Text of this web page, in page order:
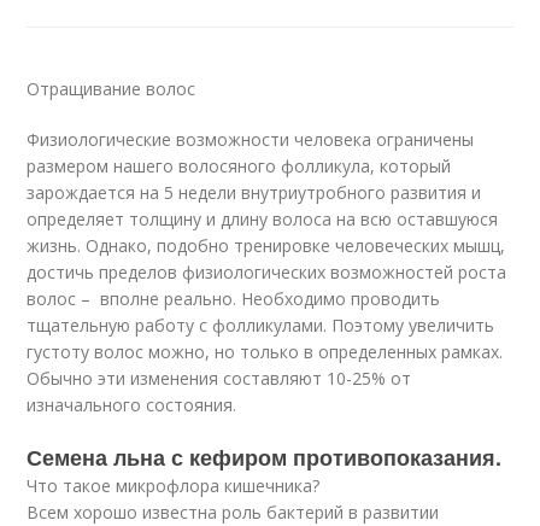
Отращивание волос
Физиологические возможности человека ограничены
размером нашего волосяного фолликула, который
зарождается на 5 недели внутриутробного развития и
определяет толщину и длину волоса на всю оставшуюся
жизнь. Однако, подобно тренировке человеческих мышц,
достичь пределов физиологических возможностей роста
волос – вполне реально. Необходимо проводить
тщательную работу с фолликулами. Поэтому увеличить
густоту волос можно, но только в определенных рамках.
Обычно эти изменения составляют 10-25% от
изначального состояния.
Семена льна с кефиром противопоказания.
Что такое микрофлора кишечника?
Всем хорошо известна роль бактерий в развитии